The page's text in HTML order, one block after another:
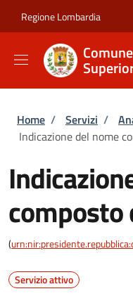
Regione Lombardia
Briciole di
Home / Servizi /
Indicazione del nome
composto
(
Servizio attivo